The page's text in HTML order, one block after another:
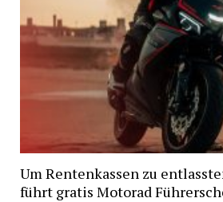
Um Rentenkassen zu
führt gratis Motorad